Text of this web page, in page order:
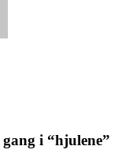
i “hjulene”